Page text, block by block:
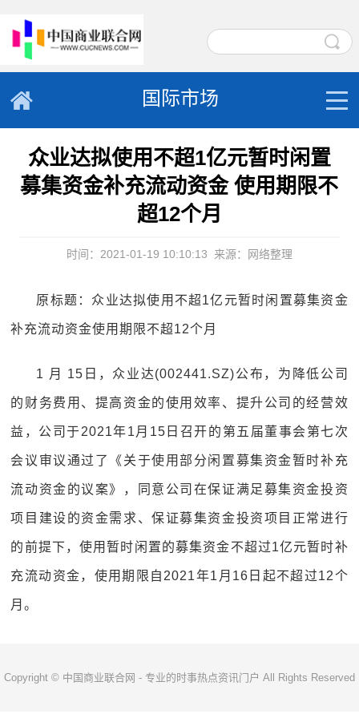
国际市场
众业达拟使用不超1亿元暂时闲置
募集资金补充流动资金 使用期限不
超12个月
时间：2021-01-19 10:10:13 来源：网络整理
原标题：众业达拟使用不超1亿元暂时闲置募集资金
补充流动资金使用期限不超12个月
1 月 15日，众业达(002441.SZ)公布，为降低公司
的财务费用、提高资金的使用效率、提升公司的经营效
益，公司于2021年1月15日召开的第五届董事会第七次
会议审议通过了《关于使用部分闲置募集资金暂时补充
流动资金的议案》，同意公司在保证满足募集资金投资
项目建设的资金需求、保证募集资金投资项目正常进行
的前提下，使用暂时闲置的募集资金不超过1亿元暂时补
充流动资金，使用期限自2021年1月16日起不超过12个
月。
Copyright © 中国商业联合网 - 专业的时事热点资讯门户 All Rights Reserved